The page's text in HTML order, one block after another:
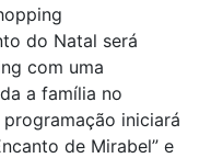
do Natal será
com uma
a família no
iniciará
de Mirabel” e